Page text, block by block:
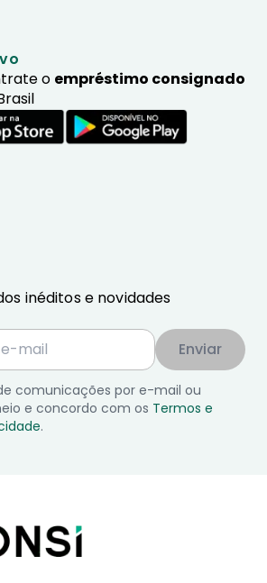
o empréstimo consignado
inéditos e novidades
Enviar
comunicações por e-mail ou
e concordo com os Termos e
.